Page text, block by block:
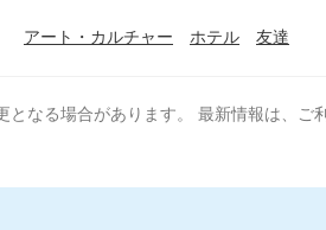
アート・カルチャー ホテル 友達
なる場合があります。 最新情報は、ご